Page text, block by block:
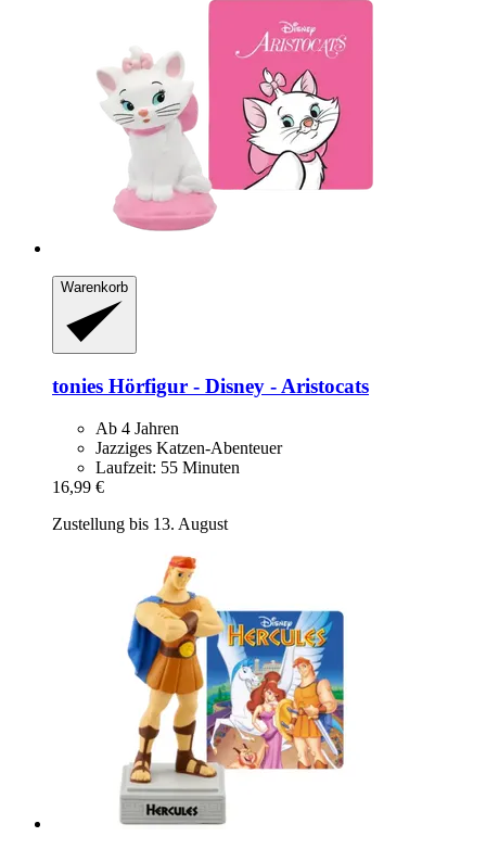
Warenkorb
tonies Hörfigur -​ Disney -​ Aristocats
Ab 4 Jahren
Jazziges Katzen-Abenteuer
Laufzeit: 55 Minuten
16,99 €
Zustellung bis 13. August